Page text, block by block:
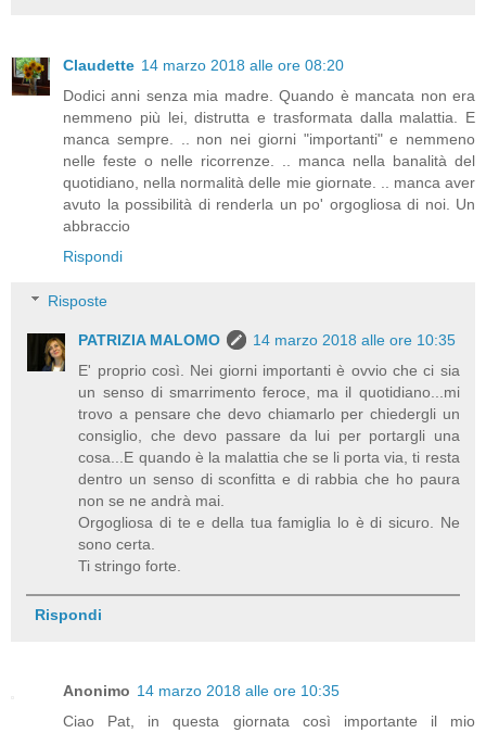
Claudette 14 marzo 2018 alle ore 08:20
Dodici anni senza mia madre. Quando è mancata non era
nemmeno più lei, distrutta e trasformata dalla malattia. E
manca sempre. .. non nei giorni "importanti" e nemmeno
nelle feste o nelle ricorrenze. .. manca nella banalità del
quotidiano, nella normalità delle mie giornate. .. manca aver
avuto la possibilità di renderla un po' orgogliosa di noi. Un
abbraccio
Rispondi
Risposte
PATRIZIA MALOMO
14 marzo 2018 alle ore 10:35
E' proprio così. Nei giorni importanti è ovvio che ci sia
un senso di smarrimento feroce, ma il quotidiano...mi
trovo a pensare che devo chiamarlo per chiedergli un
consiglio, che devo passare da lui per portargli una
cosa...E quando è la malattia che se li porta via, ti resta
dentro un senso di sconfitta e di rabbia che ho paura
non se ne andrà mai.
Orgogliosa di te e della tua famiglia lo è di sicuro. Ne
sono certa.
Ti stringo forte.
Rispondi
Anonimo 14 marzo 2018 alle ore 10:35
Ciao Pat, in questa giornata così importante il mio